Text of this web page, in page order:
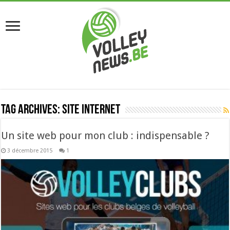
Tag Archives:site internet
Un site web pour mon club : indispensable ?
3 décembre 2015 1